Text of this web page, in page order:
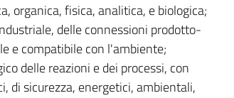
organica, fisica, analitica, e biologica;
delle connessioni prodotto-
e compatibile con l'ambiente;
delle reazioni e dei processi, con
di sicurezza, energetici, ambientali,